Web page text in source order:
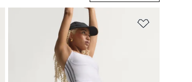
Aggiungi alla lista dei desideri